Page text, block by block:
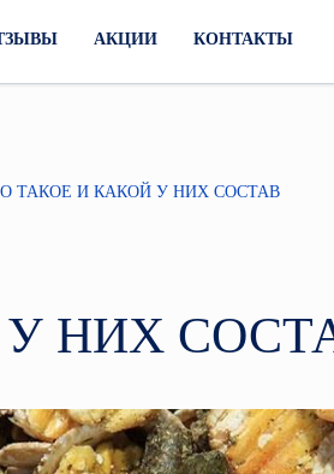
АКЦИИ КОНТАКТЫ
И КАКОЙ У НИХ СОСТАВ
НИХ